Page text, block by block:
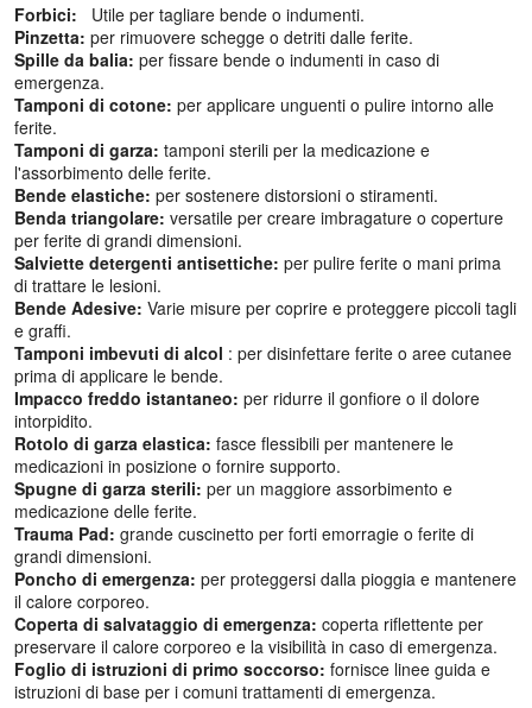
Forbici:
Utile per tagliare bende o indumenti.
Pinzetta: per rimuovere schegge o detriti dalle ferite.
Spille da balia: per fissare bende o indumenti in caso di
emergenza.
Tamponi di cotone: per applicare unguenti o pulire intorno alle
ferite.
Tamponi di garza: tamponi sterili per la medicazione e
l'assorbimento delle ferite.
Bende elastiche: per sostenere distorsioni o stiramenti.
Benda triangolare: versatile per creare imbragature o coperture
per ferite di grandi dimensioni.
Salviette detergenti antisettiche: per pulire ferite o mani prima
di trattare le lesioni.
Bende Adesive: Varie misure per coprire e proteggere piccoli tagli
e graffi.
Tamponi imbevuti di alcol : per disinfettare ferite o aree cutanee
prima di applicare le bende.
Impacco freddo istantaneo: per ridurre il gonfiore o il dolore
intorpidito.
Rotolo di garza elastica: fasce flessibili per mantenere le
medicazioni in posizione o fornire supporto.
Spugne di garza sterili: per un maggiore assorbimento e
medicazione delle ferite.
Trauma Pad: grande cuscinetto per forti emorragie o ferite di
grandi dimensioni.
Poncho di emergenza: per proteggersi dalla pioggia e mantenere
il calore corporeo.
Coperta di salvataggio di emergenza: coperta riflettente per
preservare il calore corporeo e la visibilità in caso di emergenza.
Foglio di istruzioni di primo soccorso: fornisce linee guida e
istruzioni di base per i comuni trattamenti di emergenza.